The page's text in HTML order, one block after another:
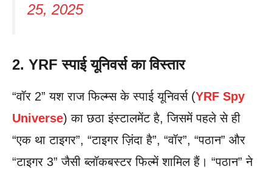
25, 2025
2. YRF स्पाई यूनिवर्स का विस्तार
“वॉर 2” यश राज फिल्म्स के स्पाई यूनिवर्स (YRF Spy
Universe) का छठा इंस्टालमेंट है, जिसमें पहले से ही
“एक था टाइगर”, “टाइगर ज़िंदा है”, “वॉर”, “पठान” और
“टाइगर 3” जैसी ब्लॉकबस्टर फिल्में शामिल हैं। “पठान” ने